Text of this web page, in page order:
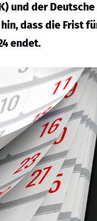
und der Deutsche
dass die Frist
endet.